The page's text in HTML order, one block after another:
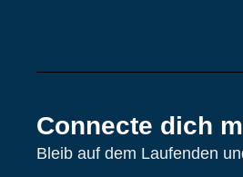
Connecte dich
Bleib auf dem Laufenden